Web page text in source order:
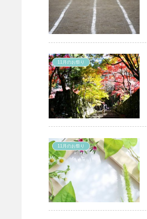
11月のお祭り
11月のお祭り